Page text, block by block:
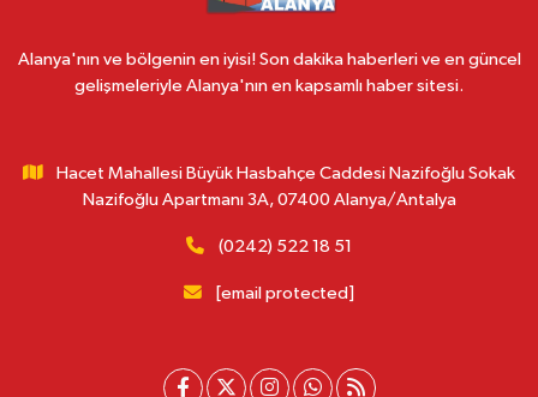
Alanya'nın ve bölgenin en iyisi! Son dakika haberleri ve en güncel
gelişmeleriyle Alanya'nın en kapsamlı haber sitesi.
Hacet Mahallesi Büyük Hasbahçe Caddesi Nazifoğlu Sokak
Nazifoğlu Apartmanı 3A, 07400 Alanya/Antalya
(0242) 522 18 51
[email protected]